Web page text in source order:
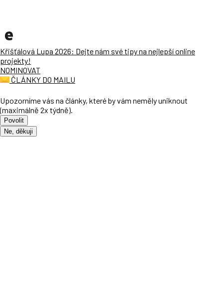
Křišťálová Lupa 2026: Dejte nám své tipy na nejlepší online
projekty!
NOMINOVAT
ČLÁNKY DO MAILU
Upozorníme vás na články, které by vám neměly uniknout
(maximálně 2x týdně).
Povolit
Ne, děkuji